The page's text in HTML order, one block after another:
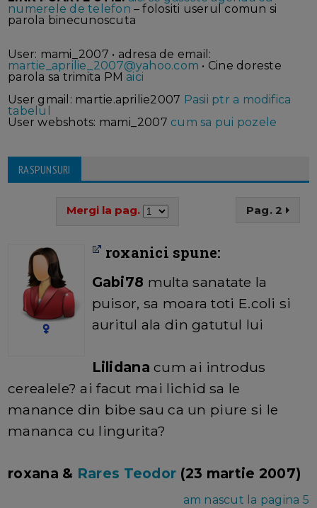
numerele de telefon – folositi userul comun si
parola binecunoscuta
User: mami_2007 • adresa de email:
martie_aprilie_2007@yahoo.com • Cine doreste
parola sa trimita PM aici
User gmail: martie.aprilie2007 Pasii ptr a modifica
tabelul
User webshots: mami_2007 cum sa pui pozele
RASPUNSURI
Mergi la pag. Pag. 2
roxanici spune:
Gabi78 multa sanatate la
puisor, sa moara toti E.coli si
auritul ala din gatutul lui
Lilidanacum ai introdus
cerealele? ai facut mai lichid sa le
manance din bibe sau ca un piure si le
mananca cu lingurita?
roxana & Rares Teodor (23 martie 2007)
am nascut la pagina 5